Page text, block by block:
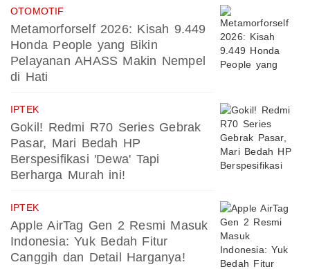
OTOMOTIF
Metamorforself 2026: Kisah 9.449
Honda People yang Bikin
Pelayanan AHASS Makin Nempel
di Hati
IPTEK
Gokil! Redmi R70 Series Gebrak
Pasar, Mari Bedah HP
Berspesifikasi 'Dewa' Tapi
Berharga Murah ini!
IPTEK
Apple AirTag Gen 2 Resmi Masuk
Indonesia: Yuk Bedah Fitur
Canggih dan Detail Harganya!